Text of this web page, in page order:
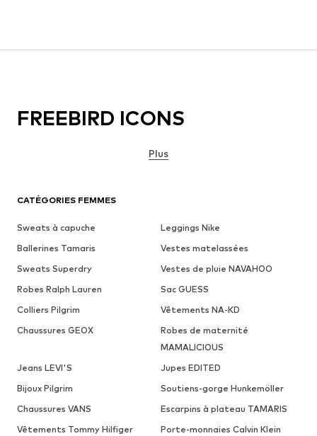
CATÉGORIES FEMMES
Sweats à capuche
Leggings Nike
Ballerines Tamaris
Vestes matelassées
Sweats Superdry
Vestes de pluie NAVAHOO
Robes Ralph Lauren
Sac GUESS
Colliers Pilgrim
Vêtements NA-KD
Chaussures GEOX
Robes de maternité
MAMALICIOUS
Jeans LEVI'S
Jupes EDITED
Bijoux Pilgrim
Soutiens-gorge Hunkemöller
Chaussures VANS
Escarpins à plateau TAMARIS
Vêtements Tommy Hilfiger
Porte-monnaies Calvin Klein
FREEBIRD ICONS
Plus